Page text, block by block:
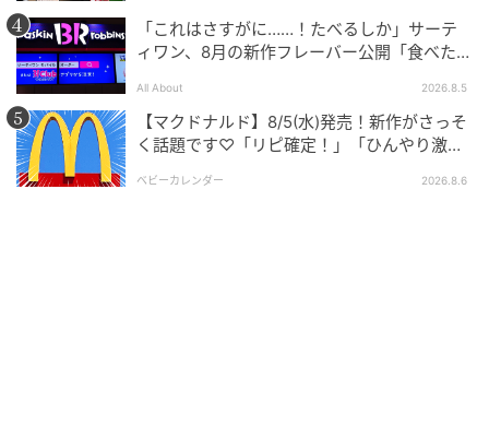
の“ぽふん”とした口あたりは同じ。ミルクシュガーに
比べると、ほんのり卵を思わせる風味があり、やさし
いコクを感じます。甘さも少ししっかりめで、よりデ
ザート感を楽しめる印象。それでも全体の口あたりは
軽く、満足感がありながらパクパク食べられる仕上が
りでした。同じ生地でも、シュガーの違いで印象が変
わるのも食べ比べの醍醐味。
「これはさすがに……！たべるしか」サーテ
ィワン、8月の新作フレーバー公開「食べた方
All About 2026.8.5
【マクドナルド】8/5(水)発売！新作がさっそ
く話題です♡「リピ確定！」「ひんやり激う
ベビーカレンダー 2026.8.6